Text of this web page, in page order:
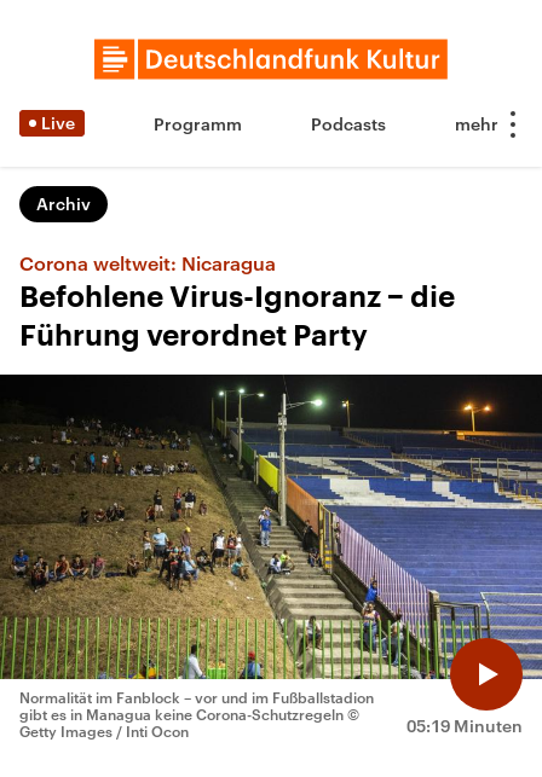
Live Programm Podcasts
Archiv
Corona weltweit: Nicaragua
Befohlene Virus-Ignoranz − die
Führung verordnet Party
05:19 Minuten
Normalität im Fanblock – vor und im Fußballstadion
gibt es in Managua keine Corona-Schutzregeln ©
Getty Images / Inti Ocon